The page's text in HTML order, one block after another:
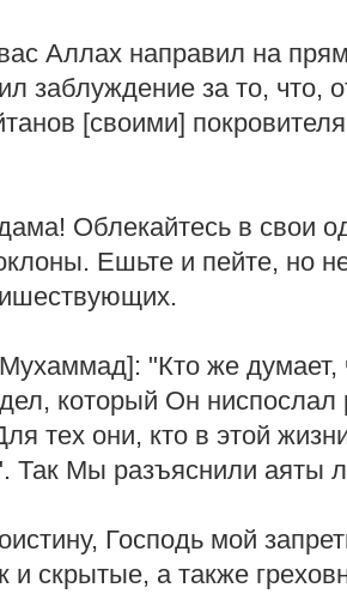
Аллах направил на
заблуждение за то, что,
[своими]
Облекайтесь в свои
Ешьте и пейте, но
"Кто же думает,
который Он
тех они, кто в этой
Так Мы разъяснили аяты
Господь мой
и скрытые, а также